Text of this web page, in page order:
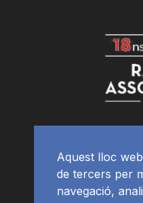
Aquest lloc
de tercers per
navegació,